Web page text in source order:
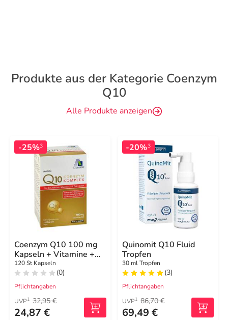
Produkte aus der Kategorie Coenzym
Q10
Alle Produkte anzeigen
-25%3
Coenzym Q10 100 mg
Kapseln + Vitamine +
Mineralstoffe
120 St Kapseln
(0)
Pflichtangaben
UVP1 32,95 €
24,87 €
-20%3
Quinomit Q10 Fluid
Tropfen
30 ml Tropfen
(3)
Pflichtangaben
UVP1 86,70 €
69,49 €